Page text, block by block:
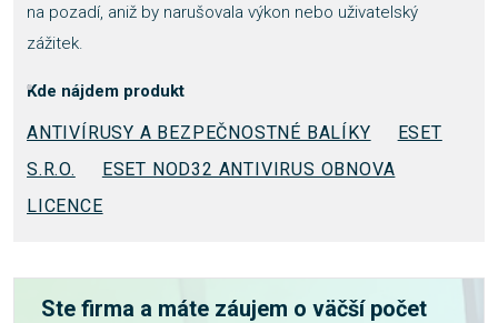
na pozadí, aniž by narušovala výkon nebo uživatelský
zážitek.
Kde nájdem produkt
ANTIVÍRUSY A BEZPEČNOSTNÉ BALÍKY
ESET
S.R.O.
ESET NOD32 ANTIVIRUS OBNOVA
LICENCE
Ste firma a máte záujem o väčší počet